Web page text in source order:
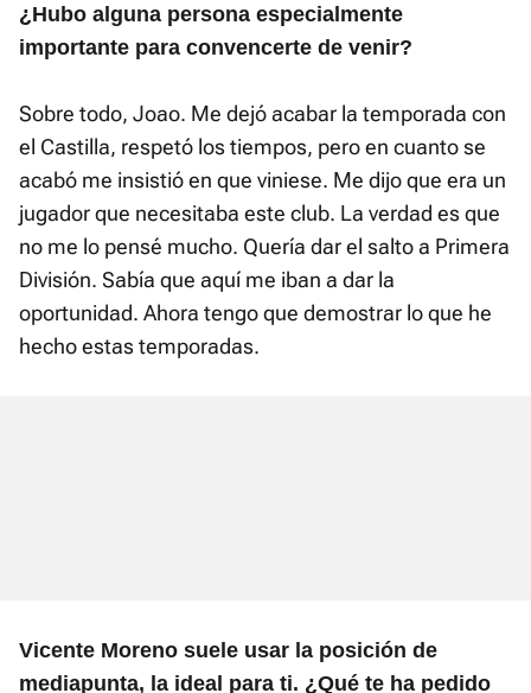
¿Hubo alguna persona especialmente
importante para convencerte de venir?
Sobre todo, Joao. Me dejó acabar la temporada con
el Castilla, respetó los tiempos, pero en cuanto se
acabó me insistió en que viniese. Me dijo que era un
jugador que necesitaba este club. La verdad es que
no me lo pensé mucho. Quería dar el salto a Primera
División. Sabía que aquí me iban a dar la
oportunidad. Ahora tengo que demostrar lo que he
hecho estas temporadas.
Vicente Moreno suele usar la posición de
mediapunta, la ideal para ti. ¿Qué te ha pedido